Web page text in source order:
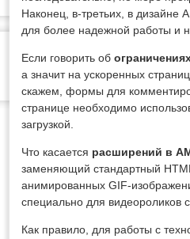
Наконец, в-третьих, в дизайне
для более надежной работы и
Если говорить об
а значит на ускоренных
скажем, формы для
странице необходимо
загрузкой.
Что касается расширений в
заменяющий стандартный
анимированных GIF-
специально для видеороликов
Как правило, для работы с